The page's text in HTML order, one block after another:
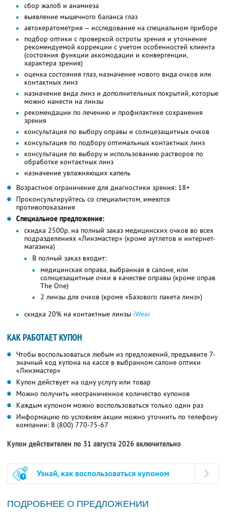
сбор жалоб и анамнеза
выявление мышечного баланса глаз
автокератометрия — исследование на специальном приборе
подбор оптики с проверкой остроты зрения и уточнение
рекомендуемой коррекции с учетом особенностей клиента
(состояния функции аккомодации и конвергенции,
характера зрения)
оценка состояния глаз, назначение нового вида очков или
контактных линз
назначение вида линз и дополнительных покрытий, которые
можно нанести на линзы
рекомендации по лечению и профилактике сохранения
зрения
консультация по выбору оправы и солнцезащитных очков
консультация по подбору оптимальных контактных линз
консультация по выбору и использованию растворов по
обработке контактных линз
назначение увлажняющих капель
Возрастное ограничение для диагностики зрения: 18+
Проконсультируйтесь со специалистом, имеются
противопоказания
Специальное предложение:
скидка 2500р. на полный заказ медицинских очков во всех
подразделениях «Линзмастер» (кроме аутлетов и интернет-
магазина)
В полный заказ входит:
медицинская оправа, выбранная в салоне, или
солнцезащитные очки в качестве оправы (кроме оправ
The One)
2 линзы для очков (кроме «Базового пакета линз»)
скидка 20% на контактные линзы iWear
КАК РАБОТАЕТ КУПОН
Чтобы воспользоваться любым из предложений, предъявите 7-
значный код купона на кассе в выбранном салоне оптики
«Линзмастер»
Купон действует на одну услугу или товар
Можно получить неограниченное количество купонов
Каждым купоном можно воспользоваться только один раз
Информацию по условиям акции можно уточнить по телефону
компании: 8 (800) 770-75-67
Купон действителен по 31 августа 2026 включительно
Узнай, как воспользоваться купоном
ПОДРОБНЕЕ О ПРЕДЛОЖЕНИИ